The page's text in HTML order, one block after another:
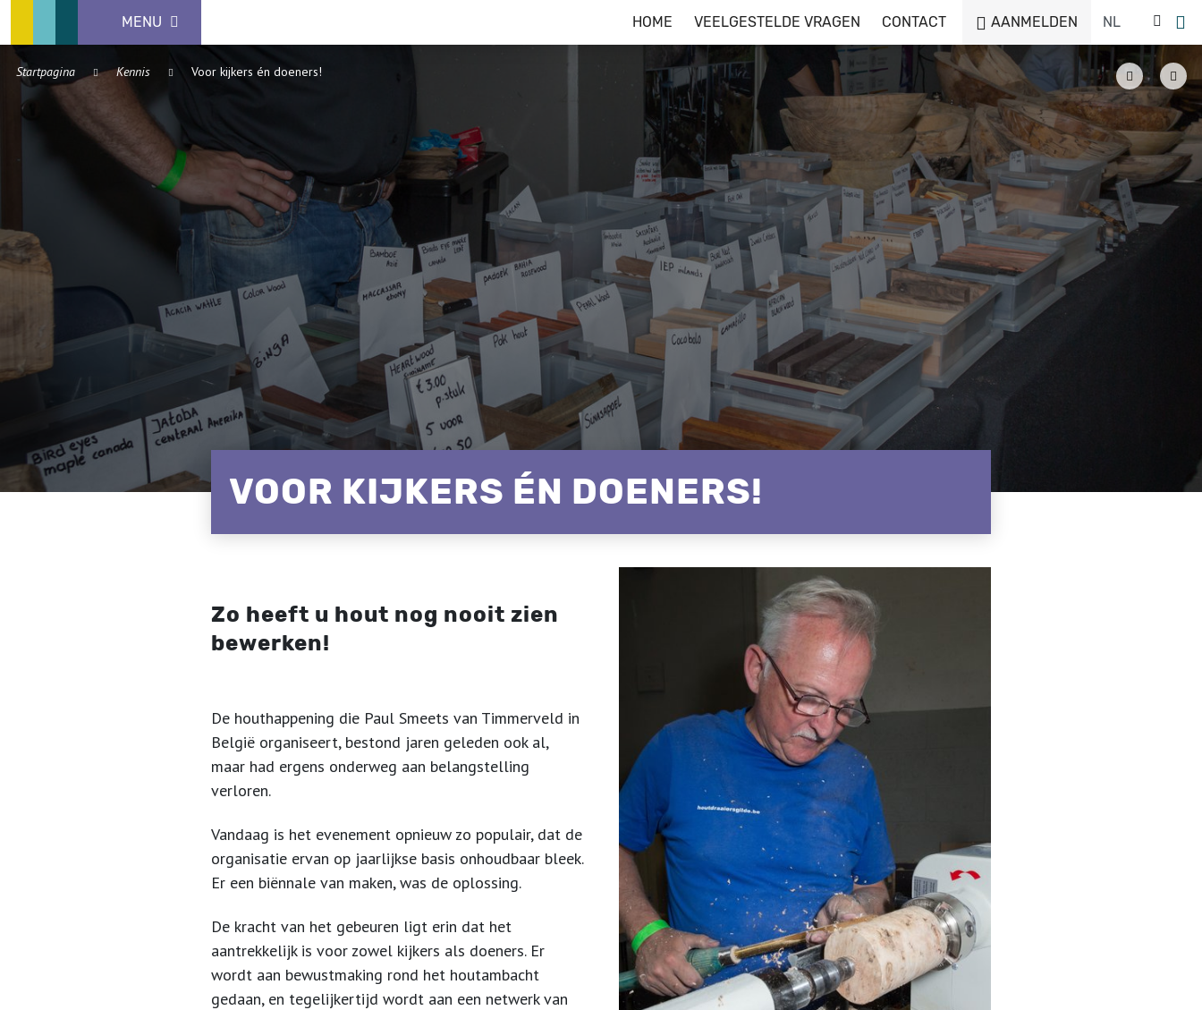
MENU HOME VEELGESTELDE VRAGEN CONTACT AANMELDEN
Startpagina Kennis Voor kijkers én doeners!
VOOR KIJKERS ÉN DOENERS!
Zo heeft u hout nog nooit zien
bewerken!
De houthappening die Paul Smeets van Timmerveld in
België organiseert, bestond jaren geleden ook al,
maar had ergens onderweg aan belangstelling
verloren.
Vandaag is het evenement opnieuw zo populair, dat de
organisatie ervan op jaarlijkse basis onhoudbaar bleek.
Er een biënnale van maken, was de oplossing.
De kracht van het gebeuren ligt erin dat het
aantrekkelijk is voor zowel kijkers als doeners. Er
wordt aan bewustmaking rond het houtambacht
gedaan, en tegelijkertijd wordt aan een netwerk van